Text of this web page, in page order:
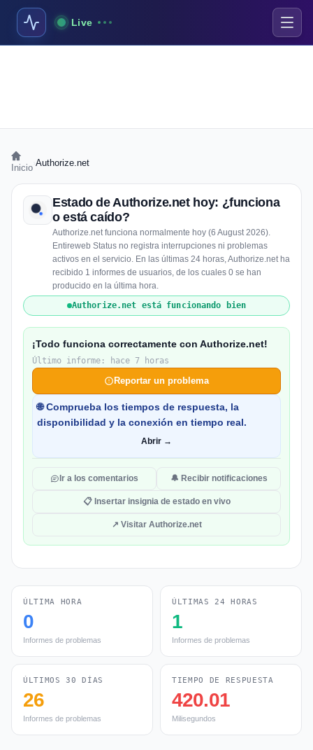
Live
Inicio Authorize.net
Estado de Authorize.net hoy: ¿funciona
o está caído?
Authorize.net funciona normalmente hoy (6 August 2026).
Entireweb Status no registra interrupciones ni problemas
activos en el servicio. En las últimas 24 horas, Authorize.net ha
recibido 1 informes de usuarios, de los cuales 0 se han
producido en la última hora.
Authorize.net está funcionando bien
¡Todo funciona correctamente con Authorize.net!
Último informe: hace 7 horas
Reportar un problema
🌐 Comprueba los tiempos de respuesta, la
disponibilidad y la conexión en tiempo real.
Abrir →
Ir a los comentarios 🔔 Recibir notificaciones
📋 Insertar insignia de estado en vivo
↗ Visitar Authorize.net
ÚLTIMA HORA
0
Informes de problemas
ÚLTIMAS 24 HORAS
1
Informes de problemas
ÚLTIMOS 30 DÍAS
26
Informes de problemas
TIEMPO DE RESPUESTA
420.01
Milisegundos